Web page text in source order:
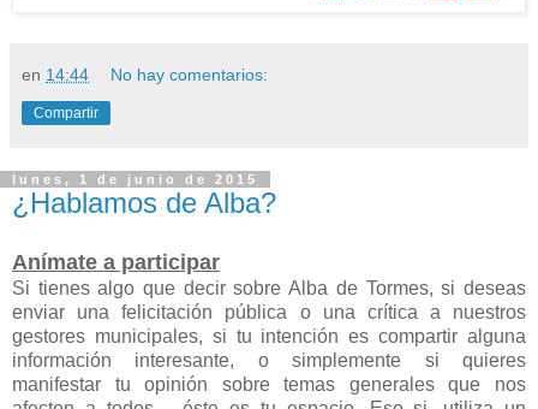
en 14:44 No hay comentarios:
Compartir
lunes, 1 de junio de 2015
¿Hablamos de Alba?
Anímate a participar
Si tienes algo que decir sobre Alba de Tormes, si deseas
enviar una felicitación pública o una crítica a nuestros
gestores municipales, si tu intención es compartir alguna
información interesante, o simplemente si quieres
manifestar tu opinión sobre temas generales que nos